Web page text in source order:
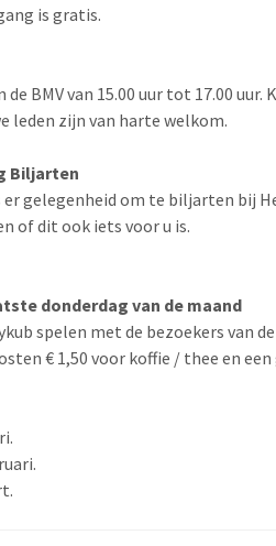
is gratis.
BMV van 15.00 uur tot 17.00 uur.
leden zijn van harte welkom.
Biljarten
er gelegenheid om te biljarten bij
of dit ook iets voor u is.
donderdag van de maand
spelen met de bezoekers van de
€ 1,50 voor koffie / thee en een